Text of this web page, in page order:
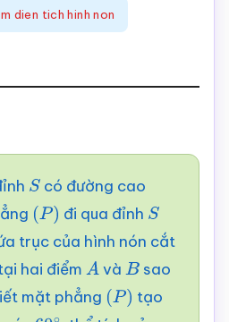
dien tich hinh non
S có đường cao
(P) đi qua đỉnh S
trục của hình nón cắt
hai điểm A vàB sao
mặt phẳng (P) tạo